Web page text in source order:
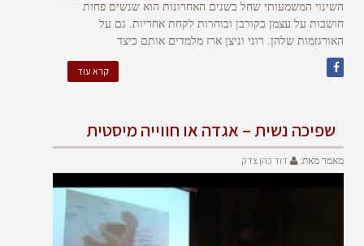
השינוי המשמעותי שחל בשנים האחרונות הוא שנשים פחות
חושבות על עצמן כקורבן ובוחרות לקחת אחריות. גם על
האורגזמות שלהן. רוני וניצן ארז מלמדים אותם כיצד
קרא עוד
שפיכה נשית – אגדה או חווייה מיסטית
מאמר מאת: דוד כהן צדק